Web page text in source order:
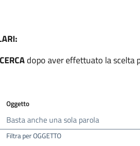
dopo aver effettuato la scelta
Oggetto
Filtra per OGGETTO